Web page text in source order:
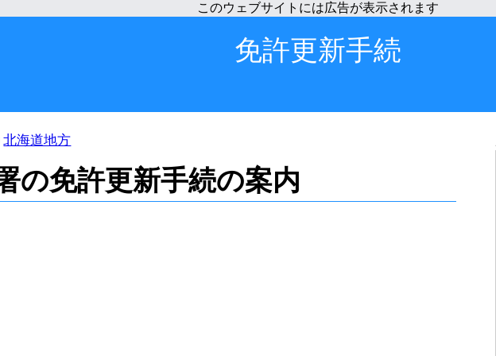
免許更新手続
北海道地方
の免許更新手続の案内